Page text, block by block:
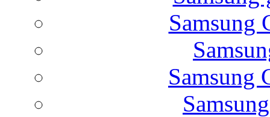
Bao da Galaxy
Samsung
Samsung